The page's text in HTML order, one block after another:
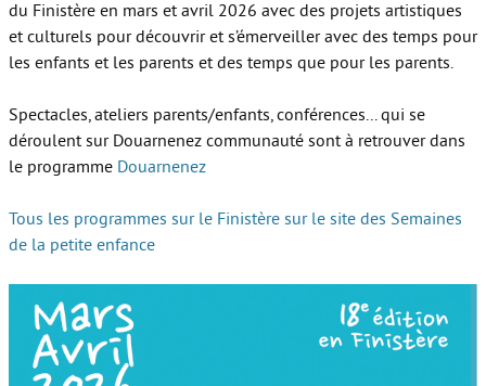
du Finistère en mars et avril 2026 avec des projets artistiques
et culturels pour découvrir et s’émerveiller avec des temps pour
les enfants et les parents et des temps que pour les parents.
Spectacles, ateliers parents/enfants, conférences... qui se
déroulent sur Douarnenez communauté sont à retrouver dans
le programme Douarnenez
Tous les programmes sur le Finistère sur le site des Semaines
de la petite enfance